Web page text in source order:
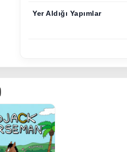
Yer Aldığı Yapımlar